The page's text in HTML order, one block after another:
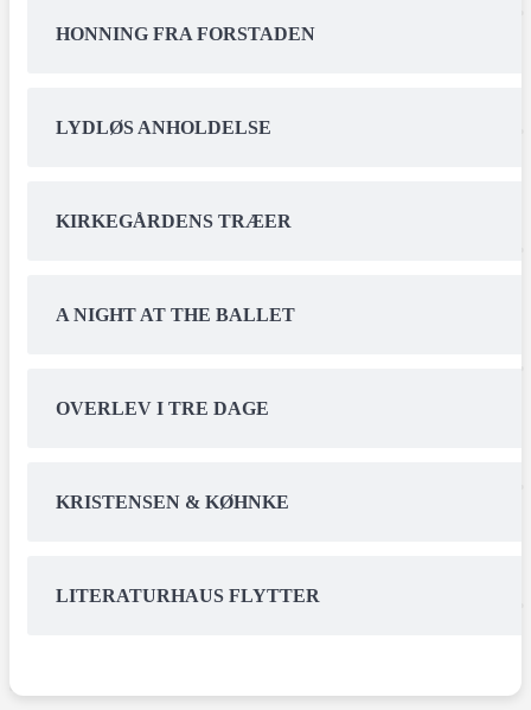
HONNING FRA FORSTADEN
LYDLØS ANHOLDELSE
KIRKEGÅRDENS TRÆER
A NIGHT AT THE BALLET
OVERLEV I TRE DAGE
KRISTENSEN & KØHNKE
LITERATURHAUS FLYTTER